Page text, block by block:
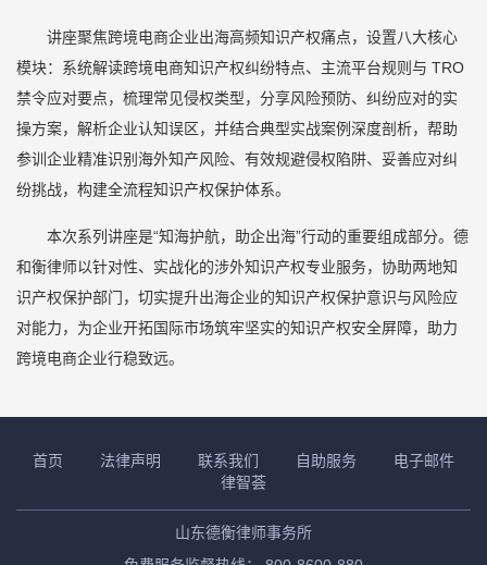
讲座聚焦跨境电商企业出海高频知识产权痛点，设置八大核心
模块：系统解读跨境电商知识产权纠纷特点、主流平台规则与 TRO
禁令应对要点，梳理常见侵权类型，分享风险预防、纠纷应对的实
操方案，解析企业认知误区，并结合典型实战案例深度剖析，帮助
参训企业精准识别海外知产风险、有效规避侵权陷阱、妥善应对纠
纷挑战，构建全流程知识产权保护体系。
本次系列讲座是“知海护航，助企出海”行动的重要组成部分。德
和衡律师以针对性、实战化的涉外知识产权专业服务，协助两地知
识产权保护部门，切实提升出海企业的知识产权保护意识与风险应
对能力，为企业开拓国际市场筑牢坚实的知识产权安全屏障，助力
跨境电商企业行稳致远。
首页 法律声明 联系我们 自助服务
电子邮件
律智荟
山东德衡律师事务所